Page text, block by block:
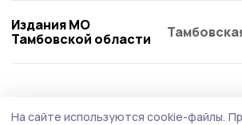
Издания МО
Тамбовской области
На сайте используются cookie-файлы.